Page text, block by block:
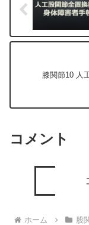
膝関節10 人
コメント
ホーム 股